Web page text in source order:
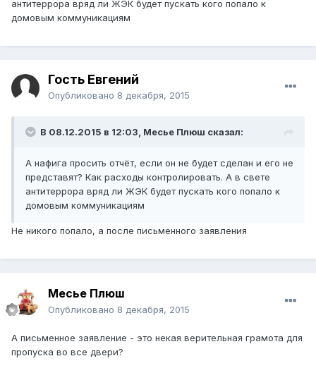
антитеррора вряд ли ЖЭК будет пускать кого попало к
домовым коммуникациям
Гость Евгений
Опубликовано 8 декабря, 2015
В 08.12.2015 в 12:03, Месье Плюш сказал:
А нафига просить отчёт, если он не будет сделан и его не
представят? Как расходы контролировать. А в свете
антитеррора вряд ли ЖЭК будет пускать кого попало к
домовым коммуникациям
Не никого попало, а после письменного заявления
Месье Плюш
Опубликовано 8 декабря, 2015
А письменное заявление - это некая верительная грамота для
пропуска во все двери?